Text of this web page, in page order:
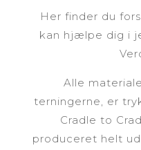
Her finder du
kan hjælpe dig i
Alle
terningerne, er
Cradle to
produceret helt